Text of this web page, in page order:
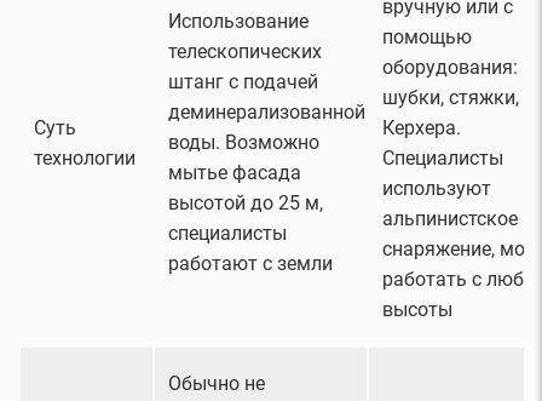
Суть
технологии
Использование
телескопических
штанг с подачей
деминерализованной
воды. Возможно
мытье фасада
высотой до 25 м,
специалисты
работают с земли
вручную или с
помощью
оборудования:
шубки, стяжки,
Керхера.
Специалисты
используют
альпинистское
снаряжение,
работать с
высоты
Обычно не